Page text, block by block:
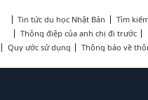
Tin tức du học Nhật Bản Tìm
Thông điệp của anh chị đi trước
Quy ước sử dụng
Thông báo về